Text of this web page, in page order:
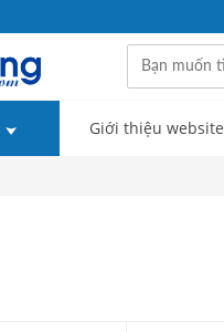
Giới thiệu website